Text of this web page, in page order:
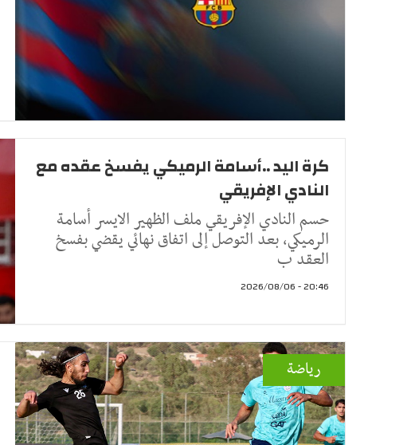
كرة اليد ..أسامة الرميكي يفسخ عقده مع
النادي الإفريقي
حسم النادي الإفريقي ملف الظهير الايسر أسامة
الرميكي، بعد التوصل إلى اتفاق نهائي يقضي بفسخ
العقد ب
20:46 - 2026/08/06
رياضة